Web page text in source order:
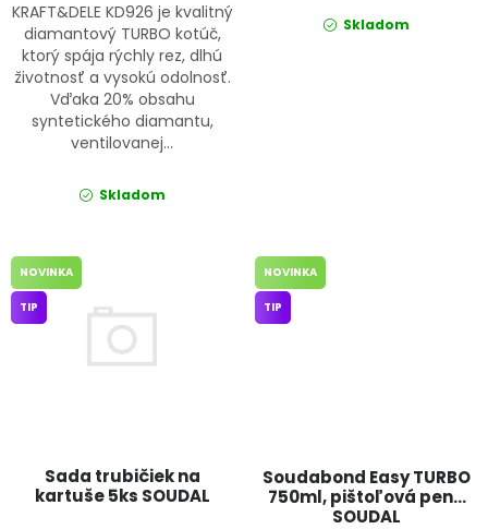
KRAFT&DELE KD926 je kvalitný
diamantový TURBO kotúč,
ktorý spája rýchly rez, dlhú
životnosť a vysokú odolnosť.
Vďaka 20% obsahu
syntetického diamantu,
ventilovanej...
Skladom
Skladom
Sada trubičiek na
kartuše 5ks SOUDAL
NOVINKA
TIP
Soudabond Easy TURBO
750ml, pištoľová pena
SOUDAL
NOVINKA
TIP